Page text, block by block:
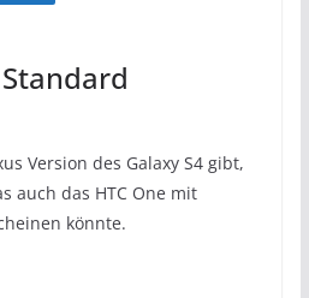
Version des Galaxy S4 gibt,
auch das HTC One mit
könnte.